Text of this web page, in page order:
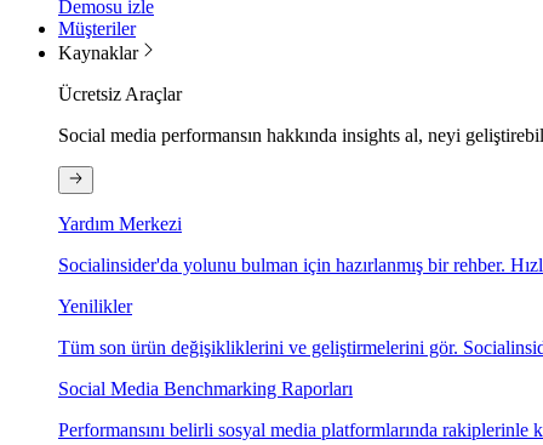
Demosu izle
Müşteriler
Kaynaklar
Ücretsiz Araçlar
Social media performansın hakkında insights al, neyi
Yardım Merkezi
Socialinsider'da yolunu bulman için hazırlanmış bir rehber.
Yenilikler
Tüm son ürün değişikliklerini ve geliştirmelerini gör.
Social Media Benchmarking Raporları
Performansını belirli sosyal media platformlarında rakiplerinle